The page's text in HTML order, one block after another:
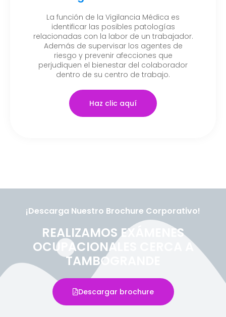
La función de la Vigilancia Médica es
identificar las posibles patologías
relacionadas con la labor de un trabajador.
Además de supervisar los agentes de
riesgo y prevenir afecciones que
perjudiquen el bienestar del colaborador
dentro de su centro de trabajo.
Haz clic aquí
¡Descarga Nuestro Brochure Corporativo!
REALIZAMOS EXÁMENES
OCUPACIONALES CERCA A
TAMBOGRANDE
Descargar brochure